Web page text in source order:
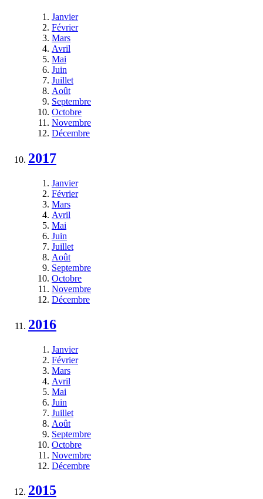
Janvier
Février
Mars
Avril
Mai
Juin
Juillet
Août
Septembre
Octobre
Novembre
Décembre
2017
Janvier
Février
Mars
Avril
Mai
Juin
Juillet
Août
Septembre
Octobre
Novembre
Décembre
2016
Janvier
Février
Mars
Avril
Mai
Juin
Juillet
Août
Septembre
Octobre
Novembre
Décembre
2015